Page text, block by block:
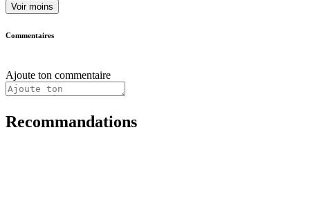
Voir moins
Commentaires
Ajoute ton commentaire
Recommandations